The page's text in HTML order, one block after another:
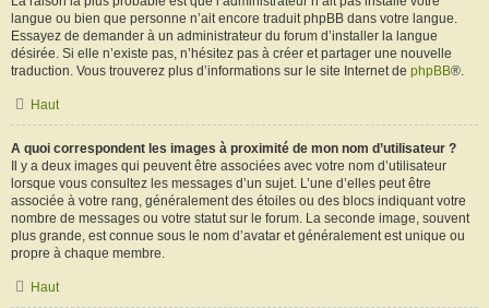
langue ou bien que personne n’ait encore traduit phpBB dans votre langue.
Essayez de demander à un administrateur du forum d’installer la langue
désirée. Si elle n’existe pas, n’hésitez pas à créer et partager une nouvelle
traduction. Vous trouverez plus d’informations sur le site Internet de phpBB®.
Haut
A quoi correspondent les images à proximité de mon nom d’utilisateur ?
Il y a deux images qui peuvent être associées avec votre nom d’utilisateur
lorsque vous consultez les messages d’un sujet. L’une d’elles peut être
associée à votre rang, généralement des étoiles ou des blocs indiquant votre
nombre de messages ou votre statut sur le forum. La seconde image, souvent
plus grande, est connue sous le nom d’avatar et généralement est unique ou
propre à chaque membre.
Haut